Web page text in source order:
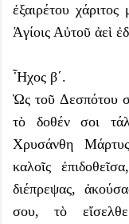
ἐξαιρέτου
Ἁγίοις Αὐτοῦ ἀεὶ
Ἦχος β΄.
Ὡς τοῦ Δεσπότου
τὸ δοθέν σοι
Χρυσάνθη
καλοῖς
διέπρεψας,
σου, τὸ